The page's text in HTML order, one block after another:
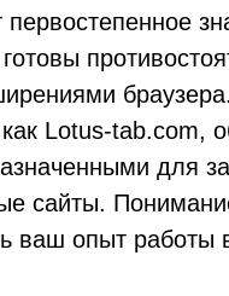
Lotus-tab.com,
для
сайты.
ваш опыт работы